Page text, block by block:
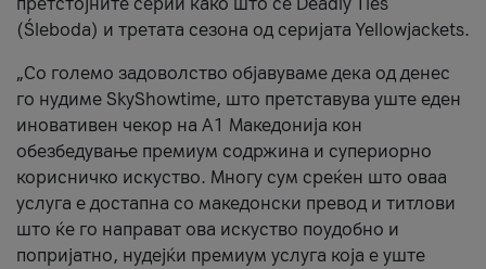
(Śleboda) и третата сезона од серијата Yellowjackets.
„Со големо задоволство објавуваме дека од денес
го нудиме SkyShowtime, што претставува уште еден
иновативен чекор на А1 Македонија кон
обезбедување премиум содржина и супериорно
корисничко искуство. Многу сум среќен што оваа
услуга е достапна со македонски превод и титлови
што ќе го направат ова искуство поудобно и
попријатно, нудејќи премиум услуга која е уште